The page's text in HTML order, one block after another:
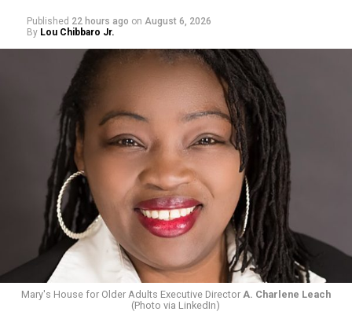
Published 22 hours ago on August 6, 2026
By Lou Chibbaro Jr.
Mary's House for Older Adults Executive Director A. Charlene Leach
(Photo via LinkedIn)